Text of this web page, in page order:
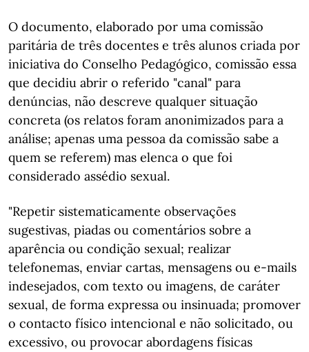
O documento, elaborado por uma comissão
paritária de três docentes e três alunos criada por
iniciativa do Conselho Pedagógico, comissão essa
que decidiu abrir o referido "canal" para
denúncias, não descreve qualquer situação
concreta (os relatos foram anonimizados para a
análise; apenas uma pessoa da comissão sabe a
quem se referem) mas elenca o que foi
considerado assédio sexual.
"Repetir sistematicamente observações
sugestivas, piadas ou comentários sobre a
aparência ou condição sexual; realizar
telefonemas, enviar cartas, mensagens ou e-mails
indesejados, com texto ou imagens, de caráter
sexual, de forma expressa ou insinuada; promover
o contacto físico intencional e não solicitado, ou
excessivo, ou provocar abordagens físicas